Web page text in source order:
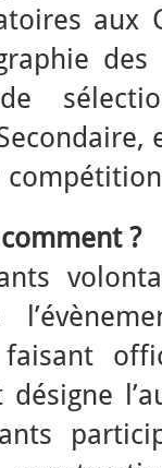
aux
?
faisant